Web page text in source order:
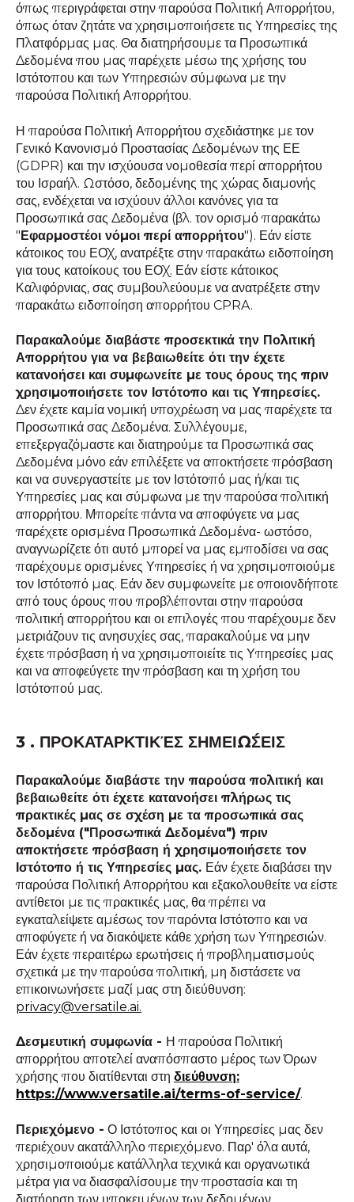
όπως περιγράφεται στην παρούσα Πολιτική Απορρήτου,
όπως όταν ζητάτε να χρησιμοποιήσετε τις Υπηρεσίες της
Πλατφόρμας μας. Θα διατηρήσουμε τα Προσωπικά
Δεδομένα που μας παρέχετε μέσω της χρήσης του
Ιστότοπου και των Υπηρεσιών σύμφωνα με την
παρούσα Πολιτική Απορρήτου.
Η παρούσα Πολιτική Απορρήτου σχεδιάστηκε με τον
Γενικό Κανονισμό Προστασίας Δεδομένων της ΕΕ
(GDPR) και την ισχύουσα νομοθεσία περί απορρήτου
του Ισραήλ. Ωστόσο, δεδομένης της χώρας διαμονής
σας, ενδέχεται να ισχύουν άλλοι κανόνες για τα
Προσωπικά σας Δεδομένα (βλ. τον ορισμό παρακάτω
"Εφαρμοστέοι νόμοι περί απορρήτου"). Εάν είστε
κάτοικος του ΕΟΧ, ανατρέξτε στην παρακάτω ειδοποίηση
για τους κατοίκους του ΕΟΧ. Εάν είστε κάτοικος
Καλιφόρνιας, σας συμβουλεύουμε να ανατρέξετε στην
παρακάτω ειδοποίηση απορρήτου CPRA.
Παρακαλούμε διαβάστε προσεκτικά την Πολιτική
Απορρήτου για να βεβαιωθείτε ότι την έχετε
κατανοήσει και συμφωνείτε με τους όρους της πριν
χρησιμοποιήσετε τον Ιστότοπο και τις Υπηρεσίες.
Δεν έχετε καμία νομική υποχρέωση να μας παρέχετε τα
Προσωπικά σας Δεδομένα. Συλλέγουμε,
επεξεργαζόμαστε και διατηρούμε τα Προσωπικά σας
Δεδομένα μόνο εάν επιλέξετε να αποκτήσετε πρόσβαση
και να συνεργαστείτε με τον Ιστότοπό μας ή/και τις
Υπηρεσίες μας και σύμφωνα με την παρούσα πολιτική
απορρήτου. Μπορείτε πάντα να αποφύγετε να μας
παρέχετε ορισμένα Προσωπικά Δεδομένα- ωστόσο,
αναγνωρίζετε ότι αυτό μπορεί να μας εμποδίσει να σας
παρέχουμε ορισμένες Υπηρεσίες ή να χρησιμοποιούμε
τον Ιστότοπό μας. Εάν δεν συμφωνείτε με οποιονδήποτε
από τους όρους που προβλέπονται στην παρούσα
πολιτική απορρήτου και οι επιλογές που παρέχουμε δεν
μετριάζουν τις ανησυχίες σας, παρακαλούμε να μην
έχετε πρόσβαση ή να χρησιμοποιείτε τις Υπηρεσίες μας
και να αποφεύγετε την πρόσβαση και τη χρήση του
Ιστότοπού μας.
3 . ΠΡΟΚΑΤΑΡΚΤΙΚΈΣ ΣΗΜΕΙΏΣΕΙΣ
Παρακαλούμε διαβάστε την παρούσα πολιτική και
βεβαιωθείτε ότι έχετε κατανοήσει πλήρως τις
πρακτικές μας σε σχέση με τα προσωπικά σας
δεδομένα ("Προσωπικά Δεδομένα") πριν
αποκτήσετε πρόσβαση ή χρησιμοποιήσετε τον
Ιστότοπο ή τις Υπηρεσίες μας. Εάν έχετε διαβάσει την
παρούσα Πολιτική Απορρήτου και εξακολουθείτε να είστε
αντίθετοι με τις πρακτικές μας, θα πρέπει να
εγκαταλείψετε αμέσως τον παρόντα Ιστότοπο και να
αποφύγετε ή να διακόψετε κάθε χρήση των Υπηρεσιών.
Εάν έχετε περαιτέρω ερωτήσεις ή προβληματισμούς
σχετικά με την παρούσα πολιτική, μη διστάσετε να
επικοινωνήσετε μαζί μας στη διεύθυνση:
privacy@versatile.ai.
Δεσμευτική συμφωνία - Η παρούσα Πολιτική
απορρήτου αποτελεί αναπόσπαστο μέρος των Όρων
χρήσης που διατίθενται στη διεύθυνση:
https://www.versatile.ai/terms-of-service/.
Περιεχόμενο - Ο Ιστότοπος και οι Υπηρεσίες μας δεν
περιέχουν ακατάλληλο περιεχόμενο. Παρ' όλα αυτά,
χρησιμοποιούμε κατάλληλα τεχνικά και οργανωτικά
μέτρα για να διασφαλίσουμε την προστασία και τη